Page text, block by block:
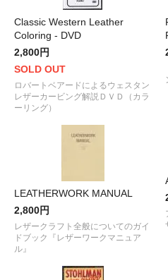
Classic Western Leather
Coloring - DVD
2,800円
SOLD OUT
ロバートベアードによるウェスタン
レザーカービング解説ＤＶＤ（カラ
ーリング）
LEATHERWORK MANUAL
2,800円
レザークラフト全般についてのガイ
ドブック『レザーワークマニュア
ル』